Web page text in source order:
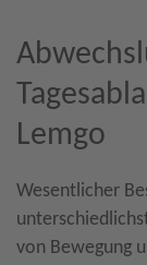
Lemgo
Wesentlicher
von Bewegung